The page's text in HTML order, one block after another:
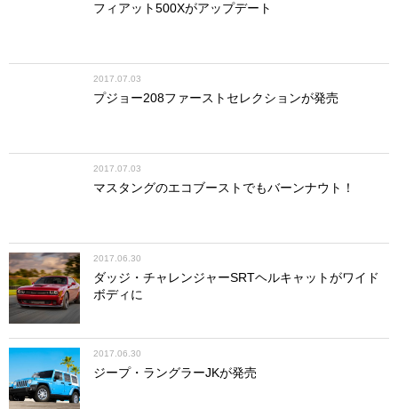
フィアット500Xがアップデート
2017.07.03
プジョー208ファーストセレクションが発売
2017.07.03
マスタングのエコブーストでもバーンナウト！
2017.06.30
ダッジ・チャレンジャーSRTヘルキャットがワイド
ボディに
2017.06.30
ジープ・ラングラーJKが発売